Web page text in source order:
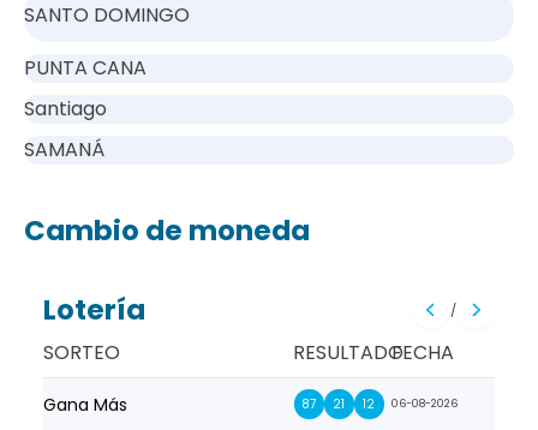
SANTO DOMINGO
PUNTA CANA
Santiago
SAMANÁ
Cambio de moneda
Lotería /
SORTEO RESULTADOFECHA
Gana Más 87 21 12 06-08-2026